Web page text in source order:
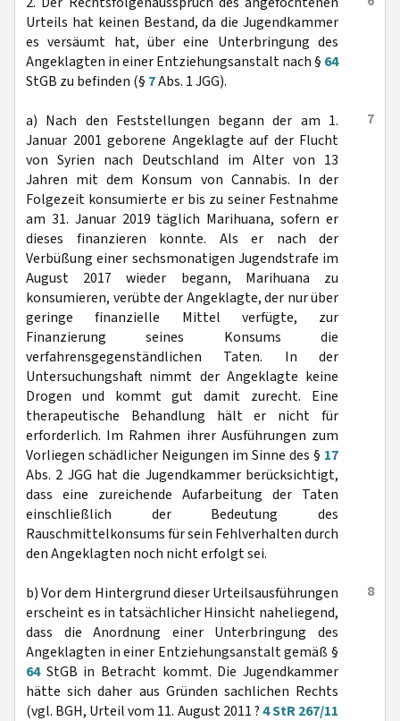
Urteils hat keinen Bestand, da die Jugendkammer
es versäumt hat, über eine Unterbringung des
Angeklagten in einer Entziehungsanstalt nach § 64
StGB zu befinden (§ 7Abs. 1 JGG).
7
a) Nach den Feststellungen begann der am 1.
Januar 2001 geborene Angeklagte auf der Flucht
von Syrien nach Deutschland im Alter von 13
Jahren mit dem Konsum von Cannabis. In der
Folgezeit konsumierte er bis zu seiner Festnahme
am 31. Januar 2019 täglich Marihuana, sofern er
dieses finanzieren konnte. Als er nach der
Verbüßung einer sechsmonatigen Jugendstrafe im
August 2017 wieder begann, Marihuana zu
konsumieren, verübte der Angeklagte, der nur über
geringe finanzielle Mittel verfügte, zur
Finanzierung seines Konsums die
verfahrensgegenständlichen Taten. In der
Untersuchungshaft nimmt der Angeklagte keine
Drogen und kommt gut damit zurecht. Eine
therapeutische Behandlung hält er nicht für
erforderlich. Im Rahmen ihrer Ausführungen zum
Vorliegen schädlicher Neigungen im Sinne des § 17
Abs. 2 JGG hat die Jugendkammer berücksichtigt,
dass eine zureichende Aufarbeitung der Taten
einschließlich der Bedeutung des
Rauschmittelkonsums für sein Fehlverhalten durch
den Angeklagten noch nicht erfolgt sei.
8
b) Vor dem Hintergrund dieser Urteilsausführungen
erscheint es in tatsächlicher Hinsicht naheliegend,
dass die Anordnung einer Unterbringung des
Angeklagten in einer Entziehungsanstalt gemäß §
64StGB in Betracht kommt. Die Jugendkammer
hätte sich daher aus Gründen sachlichen Rechts
(vgl. BGH, Urteil vom 11. August 2011 ?4 StR 267/11